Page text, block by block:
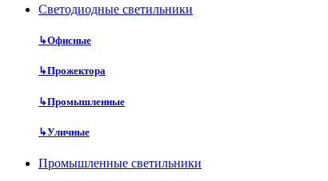
Cветодиодные светильники
↳Офисные
↳Прожектора
↳Промышленные
↳Уличные
Промышленные светильники